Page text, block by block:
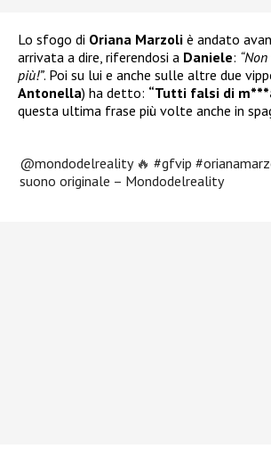
Lo sfogo di Oriana Marzoli è andato
arrivata a dire, riferendosi a Daniele:
più!”. Poi su lui e anche sulle altre due
Antonella) ha detto: “Tutti falsi di
questa ultima frase più volte anche in
@mondodelreality🔥#gfvip
suono originale – Mondodelreality